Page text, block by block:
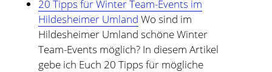
20 Tipps für Winter Team-Events im
Hildesheimer Umland Wo sind im
Hildesheimer Umland schöne Winter
Team-Events möglich? In diesem Artikel
gebe ich Euch 20 Tipps für mögliche